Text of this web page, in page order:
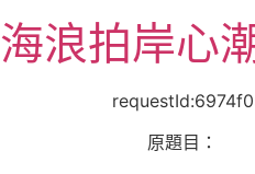
至
主海浪拍岸心
原題目：